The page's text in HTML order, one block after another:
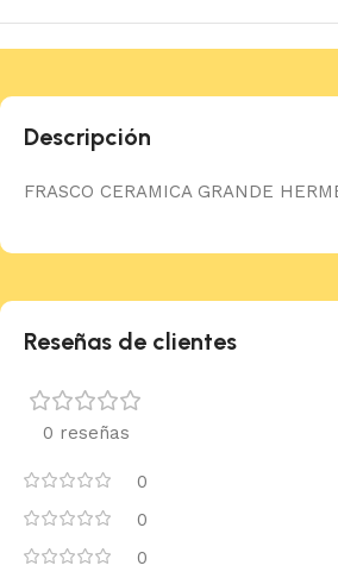
Descripción
FRASCO CERAMICA GRANDE
Reseñas de clientes
0 reseñas
0
0
0